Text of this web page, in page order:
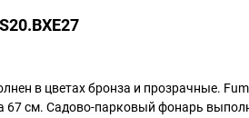
в цветах бронза и прозрачные.
см. Садово-парковый фонарь